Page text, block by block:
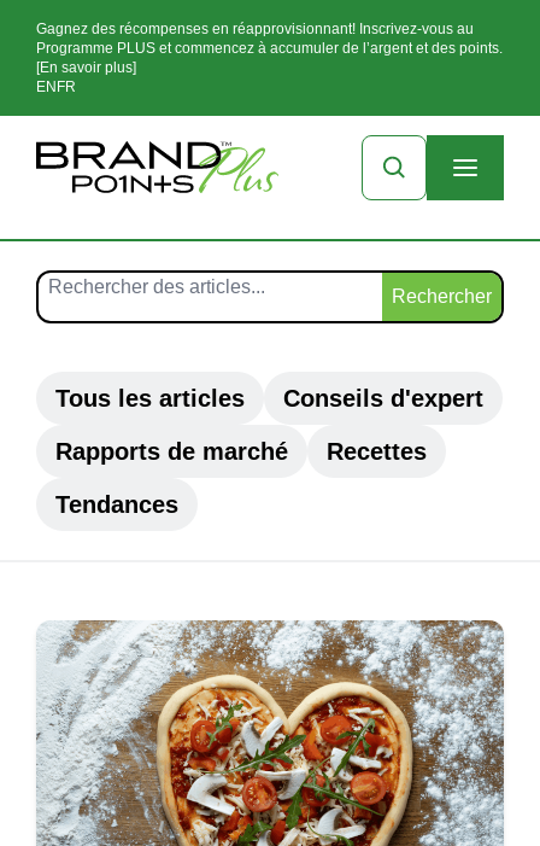
Gagnez des récompenses en réapprovisionnant! Inscrivez-vous au
Programme PLUS et commencez à accumuler de l’argent et des points.
[En savoir plus]
EN FR
Rechercher
Tous les articles
Conseils d'expert
Rapports de marché
Recettes
Tendances